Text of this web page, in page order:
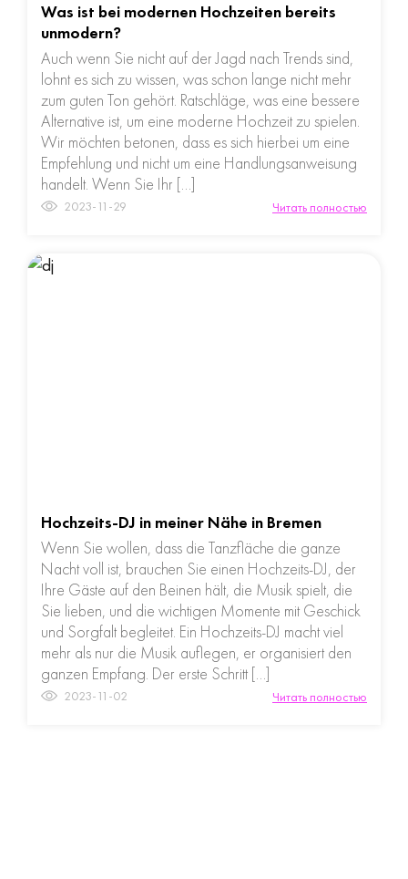
Was ist bei modernen Hochzeiten bereits
unmodern?
Auch wenn Sie nicht auf der Jagd nach Trends sind,
lohnt es sich zu wissen, was schon lange nicht mehr
zum guten Ton gehört. Ratschläge, was eine bessere
Alternative ist, um eine moderne Hochzeit zu spielen.
Wir möchten betonen, dass es sich hierbei um eine
Empfehlung und nicht um eine Handlungsanweisung
handelt. Wenn Sie Ihr […]
2023-11-29 Читать полностью
Hochzeits-DJ in meiner Nähe in Bremen
Wenn Sie wollen, dass die Tanzfläche die ganze
Nacht voll ist, brauchen Sie einen Hochzeits-DJ, der
Ihre Gäste auf den Beinen hält, die Musik spielt, die
Sie lieben, und die wichtigen Momente mit Geschick
und Sorgfalt begleitet. Ein Hochzeits-DJ macht viel
mehr als nur die Musik auflegen, er organisiert den
ganzen Empfang. Der erste Schritt […]
2023-11-02 Читать полностью